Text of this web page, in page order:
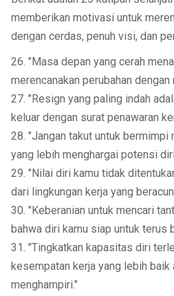
memberikan motivasi untuk
dengan cerdas, penuh visi, dan
26. "Masa depan yang cerah
merencanakan perubahan dengan
27. "Resign yang paling indah
keluar dengan surat penawaran
28. "Jangan takut untuk bermimpi
yang lebih menghargai potensi
29. "Nilai diri kamu tidak
dari lingkungan kerja yang
30. "Keberanian untuk mencari
bahwa diri kamu siap untuk terus
31. "Tingkatkan kapasitas diri
kesempatan kerja yang lebih baik
menghampiri."